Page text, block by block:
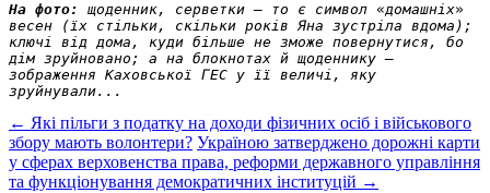
На фото: щоденник, серветки – то є символ «домашніх»
весен (їх стільки, скільки років Яна зустріла вдома);
ключі від дома, куди більше не зможе повернутися, бо
дім зруйновано; а на блокнотах й щоденнику –
зображення Каховської ГЕС у її величі, яку
зруйнували...
Post
navigation
← Які пільги з податку на доходи фізичних осіб і військового
збору мають волонтери? Україною затверджено дорожні карти
у сферах верховенства права, реформи державного управління
та функціонування демократичних інституцій →